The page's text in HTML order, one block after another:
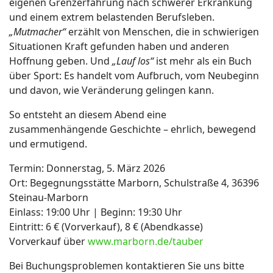
und einem extrem belastenden Berufsleben.
„Mutmacher“erzählt von Menschen, die in schwierigen
Situationen Kraft gefunden haben und anderen
Hoffnung geben. Und „Lauf los“ist mehr als ein Buch
über Sport: Es handelt vom Aufbruch, vom Neubeginn
und davon, wie Veränderung gelingen kann.
So entsteht an diesem Abend eine
zusammenhängende Geschichte – ehrlich, bewegend
und ermutigend.
Termin: Donnerstag, 5. März 2026
Ort: Begegnungsstätte Marborn, Schulstraße 4, 36396
Steinau-Marborn
Einlass: 19:00 Uhr | Beginn: 19:30 Uhr
Eintritt: 6 € (Vorverkauf), 8 € (Abendkasse)
Vorverkauf überwww.marborn.de/tauber
Bei Buchungsproblemen kontaktieren Sie uns bitte